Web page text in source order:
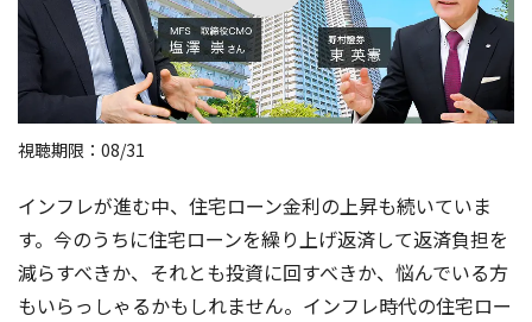
視聴期限：08/31
インフレが進む中、住宅ローン金利の上昇も続いていま
す。今のうちに住宅ローンを繰り上げ返済して返済負担を
減らすべきか、それとも投資に回すべきか、悩んでいる方
もいらっしゃるかもしれません。インフレ時代の住宅ロー